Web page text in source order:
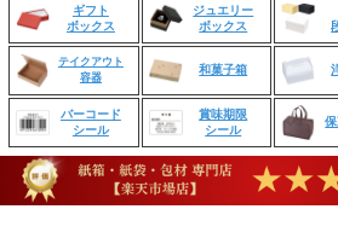
ギフト
ボックス
ジュエリー
ボックス
テイクアウト
容器
和菓子箱
バーコード
シール
賞味期限
シール